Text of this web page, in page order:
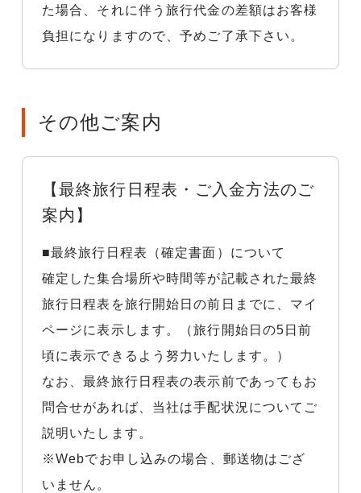
た場合、それに伴う旅行代金の差額はお客様
負担になりますので、予めご了承下さい。
その他ご案内
【最終旅行日程表・ご入金方法のご
案内】
■最終旅行日程表（確定書面）について
確定した集合場所や時間等が記載された最終
旅行日程表を旅行開始日の前日までに、マイ
ページに表示します。（旅行開始日の5日前
頃に表示できるよう努力いたします。）
なお、最終旅行日程表の表示前であってもお
問合せがあれば、当社は手配状況についてご
説明いたします。
※Webでお申し込みの場合、郵送物はござ
いません。